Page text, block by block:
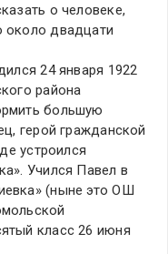
о человеке,
около двадцати
24 января 1922
района
большую
герой гражданской
устроился
Учился Павел в
(ныне это ОШ
класс 26 июня